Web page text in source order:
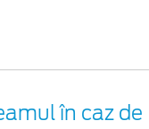
în caz de